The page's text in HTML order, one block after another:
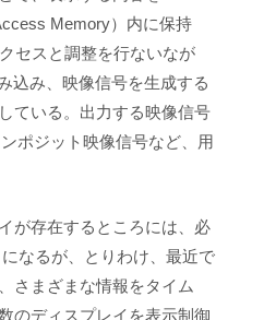
Memory）内に保持
セスと調整を行ないなが
込み、映像信号を生成する
ている。出力する映像信号
ポジット映像信号など、用
が存在するところには、必
なるが、とりわけ、最近で
さまざまな情報をタイム
のディスプレイを表示制御